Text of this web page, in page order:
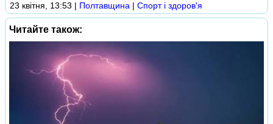
23 квітня, 13:53 | Полтавщина | Спорт і здоров'я
Читайте також: